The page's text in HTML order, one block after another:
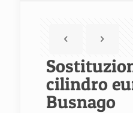
cilindro
Busnago